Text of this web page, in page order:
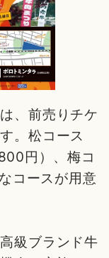
、前売りチケ
。松コース
円）、梅コ
コースが用意
級ブランド牛